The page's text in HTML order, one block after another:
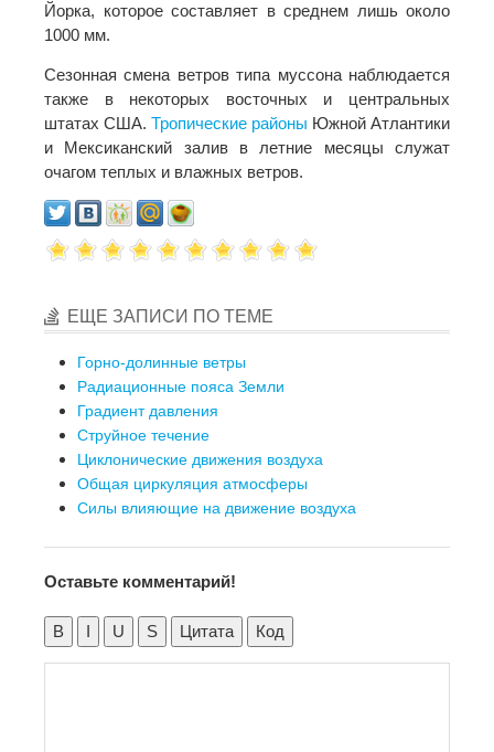
Йорка, которое составляет в среднем лишь около
1000 мм.
Сезонная смена ветров типа муссона наблюдается
также в некоторых восточных и центральных
штатах США. Тропические районы Южной Атлантики
и Мексиканский залив в летние месяцы служат
очагом теплых и влажных ветров.
ЕЩЕ ЗАПИСИ ПО ТЕМЕ
Горно-долинные ветры
Радиационные пояса Земли
Градиент давления
Струйное течение
Циклонические движения воздуха
Общая циркуляция атмосферы
Силы влияющие на движение воздуха
Оставьте комментарий!
B I U S Цитата Код